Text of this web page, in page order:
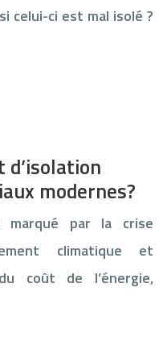
celui-ci est mal isolé ?
modernes?
marqué par la crise
climatique et
coût de l’énergie,